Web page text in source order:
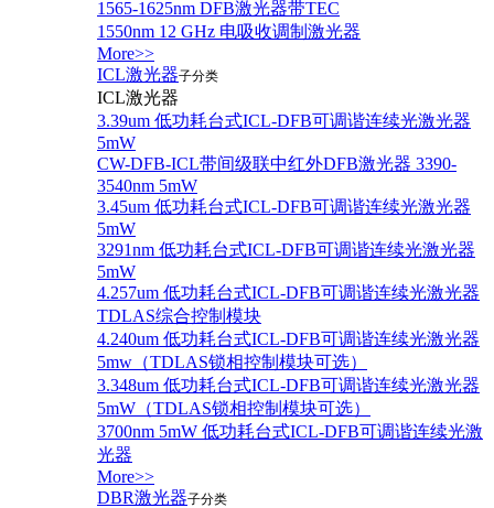
1565-1625nm DFB激光器带TEC
1550nm 12 GHz 电吸收调制激光器
More>>
ICL激光器子分类
ICL激光器
3.39um 低功耗台式ICL-DFB可调谐连续光激光器
5mW
CW-DFB-ICL带间级联中红外DFB激光器 3390-
3540nm 5mW
3.45um 低功耗台式ICL-DFB可调谐连续光激光器
5mW
3291nm 低功耗台式ICL-DFB可调谐连续光激光器
5mW
4.257um 低功耗台式ICL-DFB可调谐连续光激光器
TDLAS综合控制模块
4.240um 低功耗台式ICL-DFB可调谐连续光激光器
5mw（TDLAS锁相控制模块可选）
3.348um 低功耗台式ICL-DFB可调谐连续光激光器
5mW（TDLAS锁相控制模块可选）
3700nm 5mW 低功耗台式ICL-DFB可调谐连续光激
光器
More>>
DBR激光器子分类